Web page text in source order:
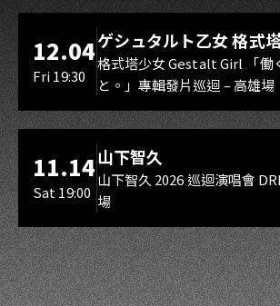
LIVE WAREHOUSE 小庫
12.04
Fri 19:30
ゲシュタルト乙女 格式
Gestalt Girl
格式塔少女 Gestalt Girl 「働
と。」專輯發片巡迴 – 高雄場
11.14
Sat 19:00
山下智久
山下智久 2026 巡迴演唱會
場